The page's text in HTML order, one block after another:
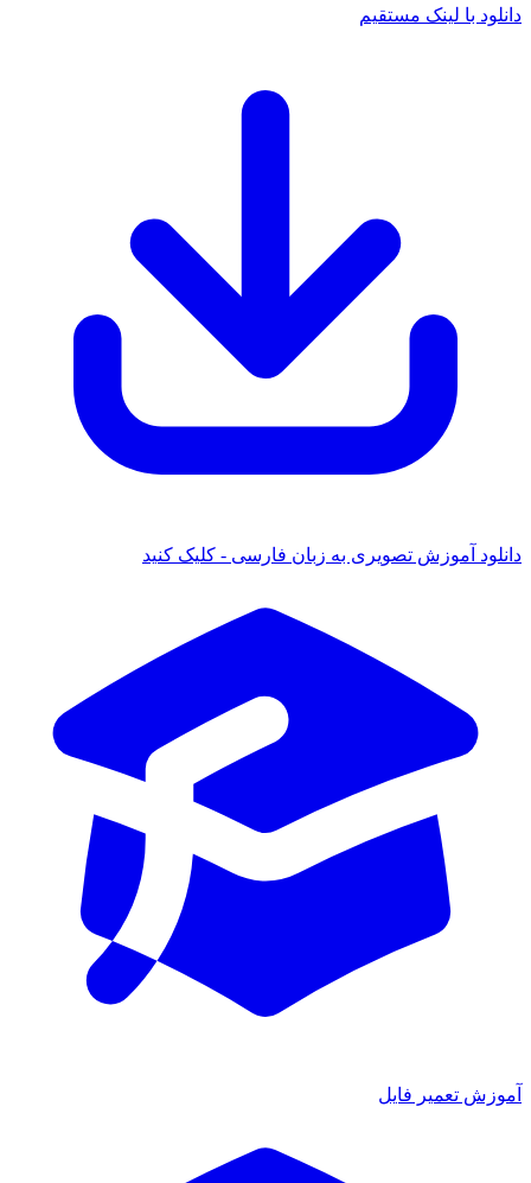
با لینک مستقیم
آموزش تصویری به زبان فارسی - کلیک کنید
تعمیر فایل